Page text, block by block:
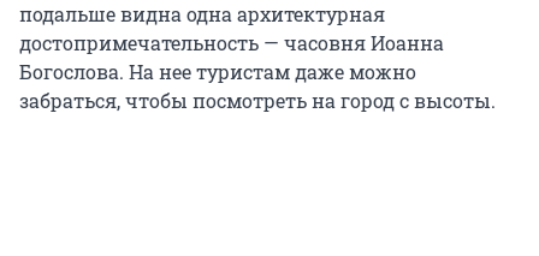
подальше видна одна архитектурная
достопримечательность — часовня Иоанна
Богослова. На нее туристам даже можно
забраться, чтобы посмотреть на город с высоты.